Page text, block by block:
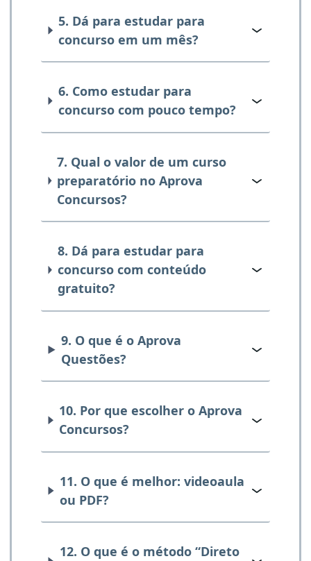
5. Dá para estudar para
concurso em um mês?
6. Como estudar para
concurso com pouco tempo?
7. Qual o valor de um curso
preparatório no Aprova
Concursos?
8. Dá para estudar para
concurso com conteúdo
gratuito?
9. O que é o Aprova
Questões?
10. Por que escolher o Aprova
Concursos?
11. O que é melhor: videoaula
ou PDF?
12. O que é o método “Direto